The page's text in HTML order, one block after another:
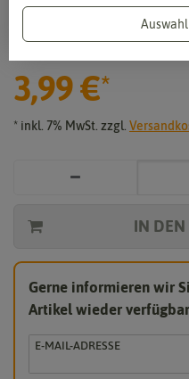
Bio-Peperoni
3,99 €*
* inkl. 7% MwSt. zzgl.
IN DEN
Gerne informieren wir
Artikel wieder
E-MAIL-ADRESSE